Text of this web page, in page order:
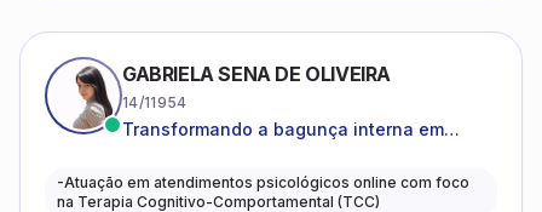
GABRIELA SENA DE OLIVEIRA
14/11954
Transformando a bagunça interna em
caminhos mais gentis para se viver.
-Atuação em atendimentos psicológicos online com foco
na Terapia Cognitivo-Comportamental (TCC)